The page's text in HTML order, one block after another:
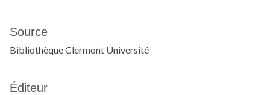
Source
Bibliothèque Clermont Université
Éditeur